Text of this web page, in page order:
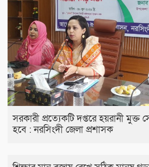
সরকারী প্রত্যেকটি দপ্তরে হয়রানী মুক্ত
হবে : নরসিংদী জেলা প্রশাসক